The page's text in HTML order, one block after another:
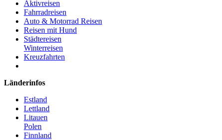
Aktivreisen
Fahrradreisen
Auto & Motorrad Reisen
Reisen mit Hund
Städtereisen
Winterreisen
Kreuzfahrten
Länderinfos
Estland
Lettland
Litauen
Polen
Finnland